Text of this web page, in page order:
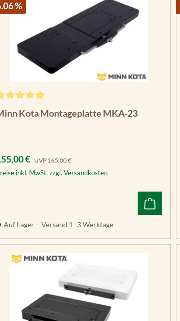
%
Kota Montageplatte MKA-23
€ UVP Regulärer Preis:
165,00 €
inkl. MwSt. zzgl. Versandkosten
Auf Lager – Versand 1–3 Werktage